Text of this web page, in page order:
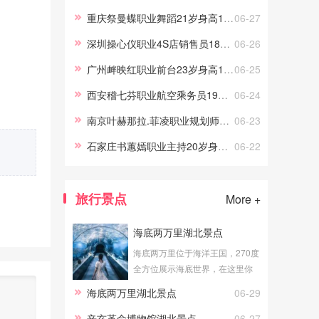
游交友，我的职场路上做过礼
贵的工作经历，让伴游服务更顺
06-27
重庆祭曼蝶职业舞蹈21岁身高170
06-26
深圳操心仪职业4S店销售员18岁身高158.5
06-25
广州衅映红职业前台23岁身高165.5
06-24
西安稽七芬职业航空乘务员19岁身高161
06-23
南京叶赫那拉.菲凌职业规划师22岁身高172
06-22
石家庄书蕙嫣职业主持20岁身高163.5
旅行景点 More +
海底两万里湖北景点
海底两万里位于海洋王国，270度
全方位展示海底世界，在这里你
觉。透明的玻璃外是湛蓝的海
水，近万尾海洋生物在你身边游
06-29
海底两万里湖北景点